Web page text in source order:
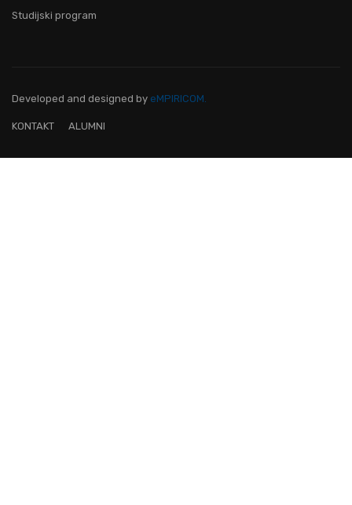
Studijski program
Developed and designed by eMPIRICOM.
KONTAKT ALUMNI